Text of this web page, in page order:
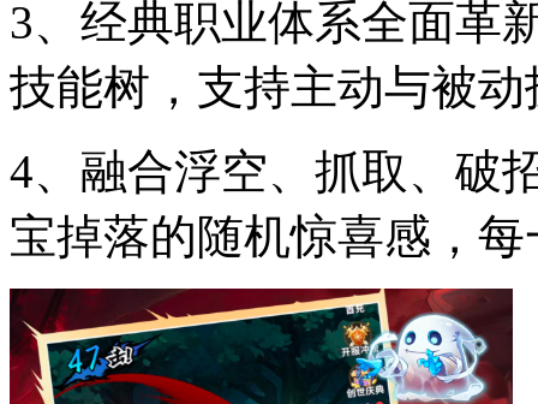
3、经典职业体系全面革
技能树，支持主动与被
4、融合浮空、抓取、破
宝掉落的随机惊喜感，